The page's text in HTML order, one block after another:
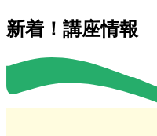
新着！講座情報